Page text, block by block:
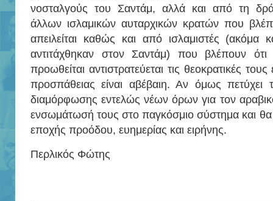
νοσταλγούς του Σαντάμ, αλλά και από τη
άλλων ισλαμικών αυταρχικών κρατών που
απειλείται καθώς και από ισλαμιστές (ακόμα
αντιτάχθηκαν στον Σαντάμ) που βλέπουν
προωθείται αντιστρατεύεται τις θεοκρατικές
προσπάθειας είναι αβέβαιη. Αν όμως πετύχει
διαμόρφωσης εντελώς νέων όρων για τον
ενσωμάτωσή τους στο παγκόσμιο σύστημα και θα
εποχής προόδου, ευημερίας και ειρήνης.
Περλικός Φώτης